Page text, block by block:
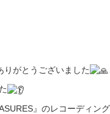
りがとうございました
』のレコーディング